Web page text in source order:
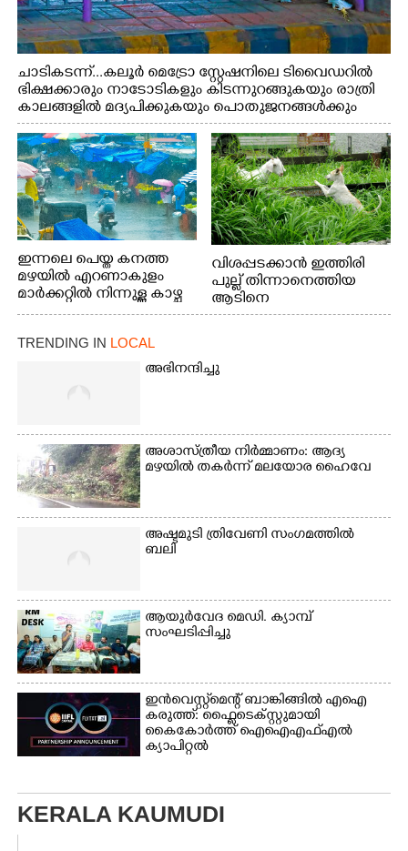
ചാടികടന്ന്...കലൂർ മെട്രോ സ്റ്റേഷനിലെ ടിവൈഡറിൽ
ഭിക്ഷക്കാരും നാടോടികളും കിടന്നുറങ്ങുകയും രാത്രി
കാലങ്ങളിൽ മദ്യപിക്കുകയും പൊതുജനങ്ങൾക്കും
വാഹനത്തിൽ പോകുന്നവർക്കും ബുദ്ധിമുട്ട് ഉണ്ടായ
സാഹചര്യത്തിൽ അധികാരികൾ കമ്പി കൊണ്ട് മറച്ച
വേലി ചാടികടക്കുന്ന നാടോടി സ്ത്രീ
ഇന്നലെ പെയ്ത കനത്ത
മഴയിൽ എറണാകുളം
മാർക്കറ്റിൽ നിന്നുള്ള കാഴ്ച
വിശപ്പടക്കാൻ ഇത്തിരി
പുല്ല് തിന്നാനെത്തിയ
ആടിനെ
ആക്രമിക്കാനൊരുങ്ങുന്ന
വാത്തുരുത്തിയിൽ
TRENDING IN LOCAL
അഭിനന്ദിച്ചു
അശാസ്ത്രീയ നിർമ്മാണം: ആദ്യ
മഴയിൽ തകർന്ന് മലയോര ഹൈവേ
അഷ്ടമുടി ത്രിവേണി സംഗമത്തിൽ
ബലി
ആയുർവേദ മെഡി. ക്യാമ്പ്
സംഘടിപ്പിച്ചു
ഇൻവെസ്റ്റ്മെന്റ് ബാങ്കിങ്ങിൽ എഐ
കരുത്ത്: ഫ്ലൈടെക്സ്റ്റുമായി
കൈകോർത്ത് ഐഐഎഫ്എൽ
ക്യാപിറ്റൽ
KERALA KAUMUDI